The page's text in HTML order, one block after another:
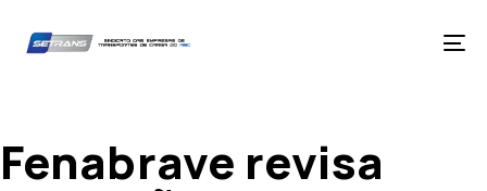
primary
Fenabrave revisa